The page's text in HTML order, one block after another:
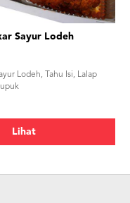
Sayur Lodeh
Lodeh, Tahu Isi, Lalap
Lihat